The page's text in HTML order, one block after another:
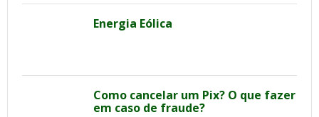
Energia Eólica
Como cancelar um Pix? O que fazer
em caso de fraude?